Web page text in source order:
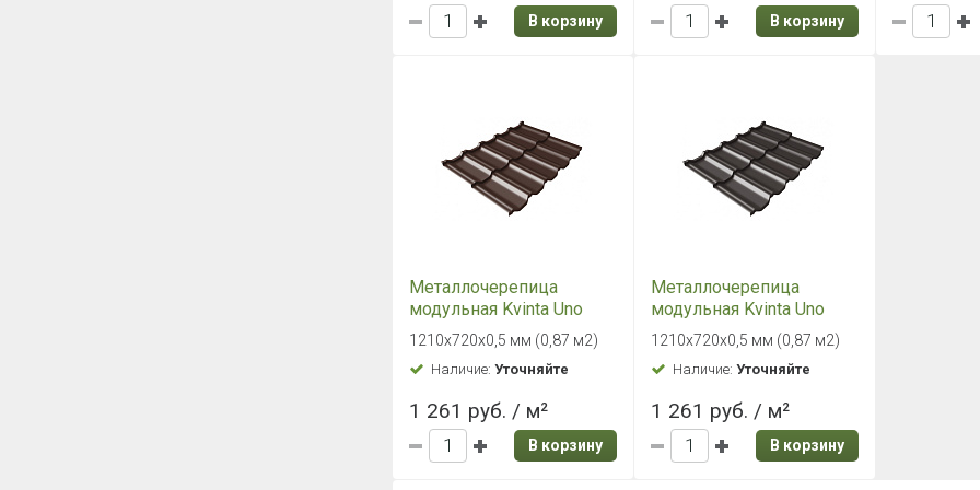
В корзину В корзину
Металлочерепица
модульная Kvinta Uno
Grand Line 0,5 Стальной
бархат RAL 8017
Шоколадно-коричневый
1210х720х0,5 мм (0,87 м2)
Наличие: Уточняйте
1 261 руб. / м²
В корзину
Металлочерепица
модульная Kvinta Uno
Grand Line 0,5 Стальной
бархат RR 32 Темно-
коричневый
1210х720х0,5 мм (0,87 м2)
Наличие:Уточняйте
1 261 руб. / м²
В корзину